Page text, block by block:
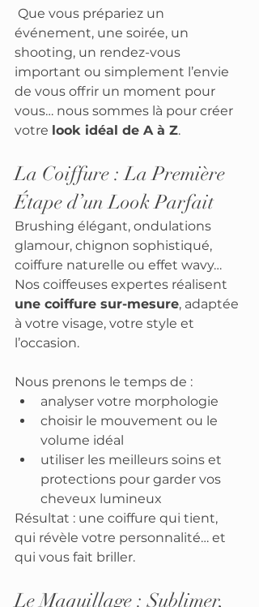
événement, une soirée, un
shooting, un rendez-vous
important ou simplement l’envie
de vous offrir un moment pour
vous… nous sommes là pour créer
votre look idéal de A à Z.
La Coiffure : La Première
Étape d’un Look Parfait
Brushing élégant, ondulations
glamour, chignon sophistiqué,
coiffure naturelle ou effet wavy…
Nos coiffeuses expertes réalisent
une coiffure sur-mesure, adaptée
à votre visage, votre style et
l’occasion.
Nous prenons le temps de :
analyser votre morphologie
choisir le mouvement ou le
volume idéal
utiliser les meilleurs soins et
protections pour garder vos
cheveux lumineux
Résultat : une coiffure qui tient,
qui révèle votre personnalité… et
qui vous fait briller.
Le Maquillage : Sublimer,